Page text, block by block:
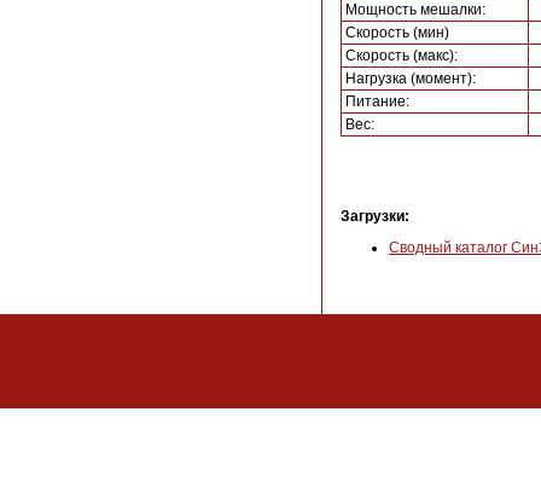
Мощность мешалки:
Скорость (мин)
Скорость (макс):
Нагрузка (момент):
Питание:
Вес:
Загрузки:
Сводный каталог